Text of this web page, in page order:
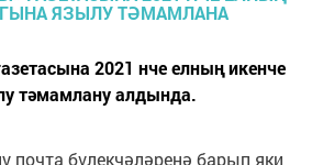
2021 нче елның икенче
тәмамлану алдында.
почта бүлекчәләренә барып яки